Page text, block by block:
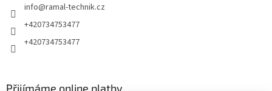
info@ramal-technik.cz
+420734753477
+420734753477
Přijímáme online platby